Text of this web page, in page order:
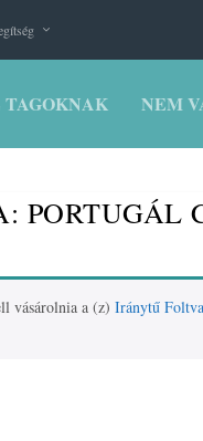
NEM
PORTUGÁL
vásárolnia a (z)Iránytű